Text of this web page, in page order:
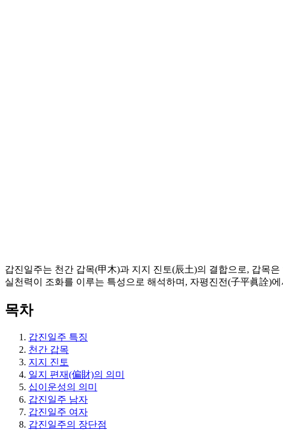
갑진일주는 천간 갑목(甲木)과 지지 진토(辰土)의 결합으로, 갑목
실천력이 조화를 이루는 특성으로 해석하며, 자평진전(子平眞詮)
목차
갑진일주 특징
천간 갑목
지지 진토
일지 편재(偏財)의 의미
십이운성의 의미
갑진일주 남자
갑진일주 여자
갑진일주의 장단점